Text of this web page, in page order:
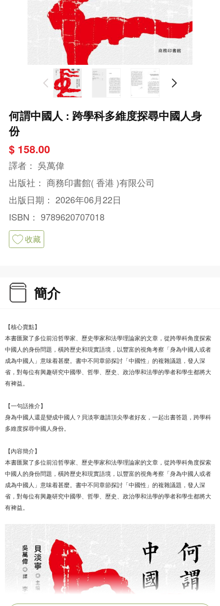
何謂中國人 : 跨學科多維度探尋中國人身
份
$ 158.00
譯者： 吳萬偉
出版社： 商務印書館( 香港 )有限公司
出版日期： 2026年06月22日
ISBN： 9789620707018
收藏
簡介
【核心賣點】
本書匯聚了多位前沿哲學家、歷史學家和法學理論家的文章，從跨學科角度探索
中國人的身份問題，橫跨歷史和現實語境，以豐富的視角考察「身為中國人或者
成為中國人」意味着甚麼。書中不同章節探討「中國性」的複雜議題，發人深
省，對每位有興趣研究中國學、哲學、歷史、政治學和法學的學者和學生都將大
有裨益。
【一句話推介】
身為中國人還是變成中國人？貝淡寧邀請頂尖學者好友，一起出書答題，跨學科
多維度探尋中國人身份。
【內容簡介】
本書匯聚了多位前沿哲學家、歷史學家和法學理論家的文章，從跨學科角度探索
中國人的身份問題，橫跨歷史和現實語境，以豐富的視角考察「身為中國人或者
成為中國人」意味着甚麼。書中不同章節探討「中國性」的複雜議題，發人深
省，對每位有興趣研究中國學、哲學、歷史、政治學和法學的學者和學生都將大
有裨益。